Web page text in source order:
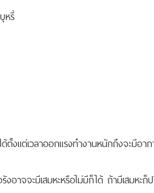
หรี่
ตั้งแต่เวลาออกแรงทำงานหนักถึงจะมีอา
อาจจะมีเสมหะหรือไม่มีก็ได้ ถ้ามีเสมหะ